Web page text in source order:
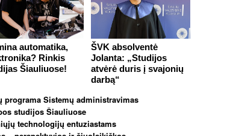
automatika,
Rinkis
Šiauliuose!
ŠVK absolventė
Jolanta: „Studijos
atvėrė duris į svajonių
darbą“
Sistemų administravimas
studijos Šiauliuose
technologijų entuziastams